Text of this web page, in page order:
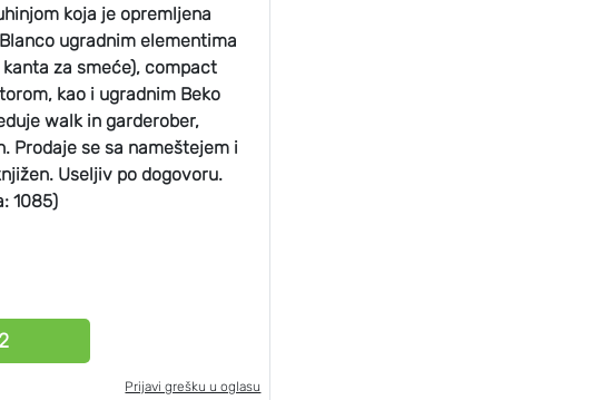
koja je opremljena
ugradnim elementima
za smeće), compact
kao i ugradnim Beko
walk in garderober,
Prodaje se sa nameštejem i
Useljiv po dogovoru.
1085)
Prijavi grešku u oglasu